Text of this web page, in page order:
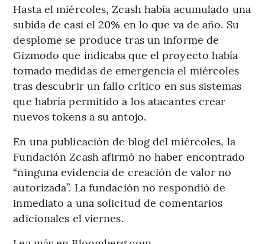
Hasta el miércoles, Zcash había acumulado una
subida de casi el 20% en lo que va de año. Su
desplome se produce tras un informe de
Gizmodo que indicaba que el proyecto había
tomado medidas de emergencia el miércoles
tras descubrir un fallo crítico en sus sistemas
que habría permitido a los atacantes crear
nuevos tokens a su antojo.
En una publicación de blog del miércoles, la
Fundación Zcash afirmó no haber encontrado
“ninguna evidencia de creación de valor no
autorizada”. La fundación no respondió de
inmediato a una solicitud de comentarios
adicionales el viernes.